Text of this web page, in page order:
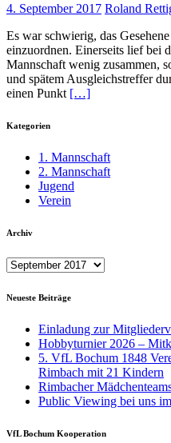
4. September 2017 Roland
Es war schwierig, das
einzuordnen. Einerseits lief bei
Mannschaft wenig zusammen,
und spätem Ausgleichstreffer
einen Punkt […]
Kategorien
1. Mannschaft
2. Mannschaft
Jugend
Verein
Archiv
Archiv
Neueste Beiträge
Einladung zur
Hobbyturnier 2026 –
5. VfL Bochum 1848
Rimbach mit 21 Kindern
Rimbacher
Public Viewing bei uns
VfL Bochum Kooperation